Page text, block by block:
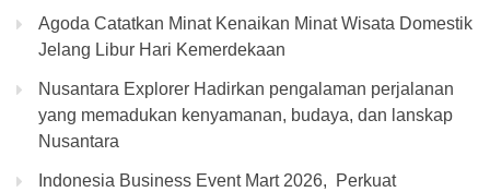
Agoda Catatkan Minat Kenaikan Minat Wisata Domestik
Jelang Libur Hari Kemerdekaan
Nusantara Explorer Hadirkan pengalaman perjalanan
yang memadukan kenyamanan, budaya, dan lanskap
Nusantara
Indonesia Business Event Mart 2026, Perkuat